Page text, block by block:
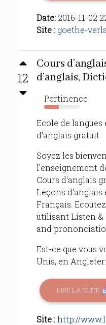
Date: 2016-11-02
Site : goethe-
12
Cours
d’anglais,
Pertinence
42%
Ecole de langues
d'anglais gratuit
Soyez les
l'enseignement
Cours d'anglais
Leçons
Français.
utilisant Listen &
and
Est-ce que vous
Unis, en
LIRE LA SUITE
Site :http://